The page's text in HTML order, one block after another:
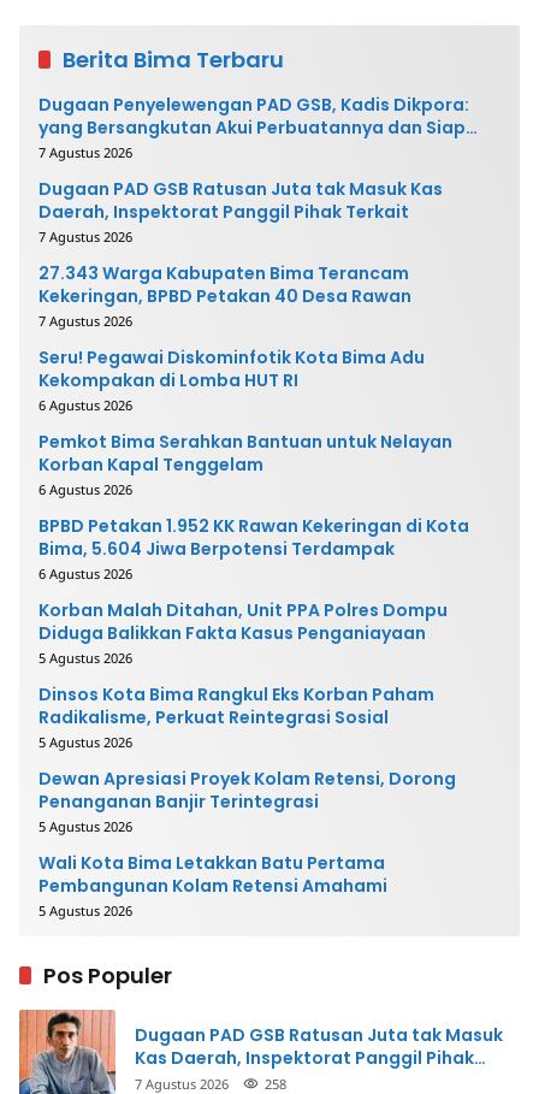
Berita Bima Terbaru
Dugaan Penyelewengan PAD GSB, Kadis Dikpora:
yang Bersangkutan Akui Perbuatannya dan Siap
Mengembalikan Uang
7 Agustus 2026
Dugaan PAD GSB Ratusan Juta tak Masuk Kas
Daerah, Inspektorat Panggil Pihak Terkait
7 Agustus 2026
27.343 Warga Kabupaten Bima Terancam
Kekeringan, BPBD Petakan 40 Desa Rawan
7 Agustus 2026
Seru! Pegawai Diskominfotik Kota Bima Adu
Kekompakan di Lomba HUT RI
6 Agustus 2026
Pemkot Bima Serahkan Bantuan untuk Nelayan
Korban Kapal Tenggelam
6 Agustus 2026
BPBD Petakan 1.952 KK Rawan Kekeringan di Kota
Bima, 5.604 Jiwa Berpotensi Terdampak
6 Agustus 2026
Korban Malah Ditahan, Unit PPA Polres Dompu
Diduga Balikkan Fakta Kasus Penganiayaan
5 Agustus 2026
Dinsos Kota Bima Rangkul Eks Korban Paham
Radikalisme, Perkuat Reintegrasi Sosial
5 Agustus 2026
Dewan Apresiasi Proyek Kolam Retensi, Dorong
Penanganan Banjir Terintegrasi
5 Agustus 2026
Wali Kota Bima Letakkan Batu Pertama
Pembangunan Kolam Retensi Amahami
5 Agustus 2026
Pos Populer
Dugaan PAD GSB Ratusan Juta tak Masuk
Kas Daerah, Inspektorat Panggil Pihak
Terkait
7 Agustus 2026 258